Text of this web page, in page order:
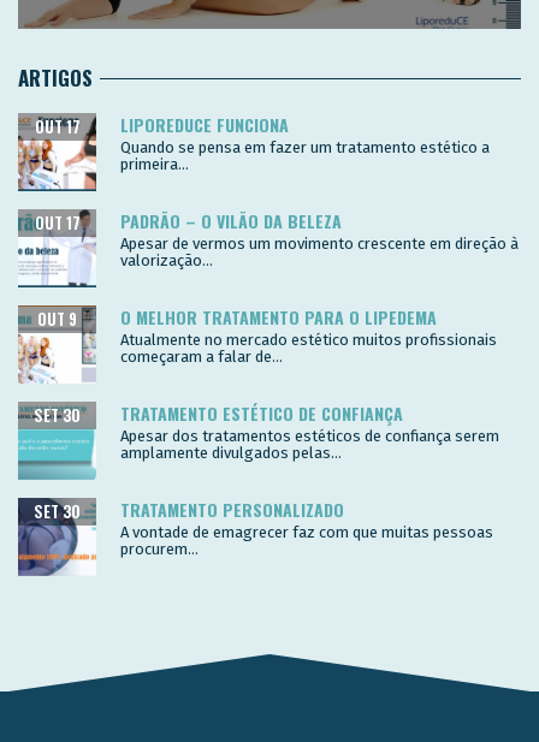
ARTIGOS
LIPOREDUCE FUNCIONA
OUT 17
Quando se pensa em fazer um tratamento estético a
primeira...
PADRÃO – O VILÃO DA BELEZA
OUT 17
Apesar de vermos um movimento crescente em direção à
valorização...
O MELHOR TRATAMENTO PARA O LIPEDEMA
OUT 9
Atualmente no mercado estético muitos profissionais
começaram a falar de...
TRATAMENTO ESTÉTICO DE CONFIANÇA
SET 30
Apesar dos tratamentos estéticos de confiança serem
amplamente divulgados pelas...
TRATAMENTO PERSONALIZADO
SET 30
A vontade de emagrecer faz com que muitas pessoas
procurem...